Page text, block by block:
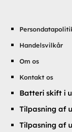
Handelsvilkår
Om os
Kontakt os
Batteri skift i
Tilpasning af
Tilpasning af